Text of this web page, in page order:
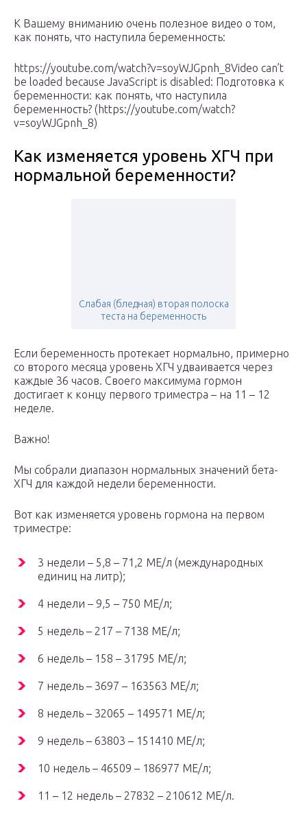
К Вашему вниманию очень полезное видео о том,
как понять, что наступила беременность:
https://youtube.com/watch?v=soyWJGpnh_8Video can’t
be loaded because JavaScript is disabled: Подготовка к
беременности: как понять, что наступила
беременность? (https://youtube.com/watch?
v=soyWJGpnh_8)
Как изменяется уровень ХГЧ при
нормальной беременности?
Слабая (бледная) вторая полоска
теста на беременность
Если беременность протекает нормально, примерно
со второго месяца уровень ХГЧ удваивается через
каждые 36 часов. Своего максимума гормон
достигает к концу первого триместра – на 11 – 12
неделе.
Важно!
Мы собрали диапазон нормальных значений бета-
ХГЧ для каждой недели беременности.
Вот как изменяется уровень гормона на первом
триместре:
3 недели – 5,8 – 71,2 МЕ/л (международных
единиц на литр);
4 недели – 9,5 – 750 МЕ/л;
5 недель – 217 – 7138 МЕ/л;
6 недель – 158 – 31795 МЕ/л;
7 недель – 3697 – 163563 МЕ/л;
8 недель – 32065 – 149571 МЕ/л;
9 недель – 63803 – 151410 МЕ/л;
10 недель – 46509 – 186977 МЕ/л;
11 – 12 недель – 27832 – 210612 МЕ/л.